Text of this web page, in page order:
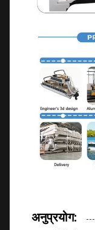
अनुप्रयोग: